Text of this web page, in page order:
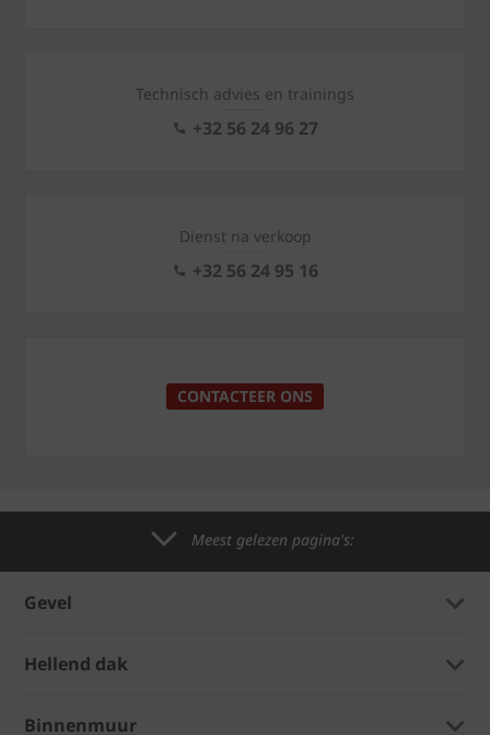
Technisch advies en trainings
+32 56 24 96 27
Dienst na verkoop
+32 56 24 95 16
CONTACTEER ONS
Meest gelezen pagina's:
Gevel
Hellend dak
Binnenmuur